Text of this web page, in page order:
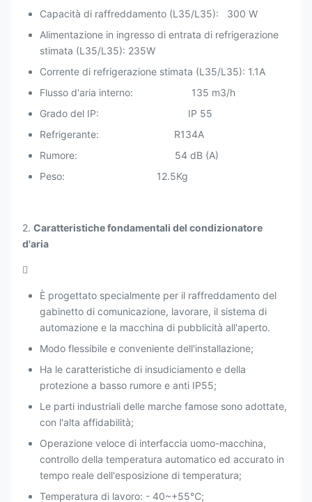
Capacità di raffreddamento (L35/L35): 300 W
Alimentazione in ingresso di entrata di refrigerazione
stimata (L35/L35): 235W
Corrente di refrigerazione stimata (L35/L35): 1.1A
Flusso d'aria interno: 135 m3/h
Grado del IP: IP 55
Refrigerante: R134A
Rumore: 54 dB (A)
Peso: 12.5Kg
2. Caratteristiche fondamentali del condizionatore
d'aria

È progettato specialmente per il raffreddamento del
gabinetto di comunicazione, lavorare, il sistema di
automazione e la macchina di pubblicità all'aperto.
Modo flessibile e conveniente dell'installazione;
Ha le caratteristiche di insudiciamento e della
protezione a basso rumore e anti IP55;
Le parti industriali delle marche famose sono adottate,
con l'alta affidabilità;
Operazione veloce di interfaccia uomo-macchina,
controllo della temperatura automatico ed accurato in
tempo reale dell'esposizione di temperatura;
Temperatura di lavoro: - 40~+55℃;